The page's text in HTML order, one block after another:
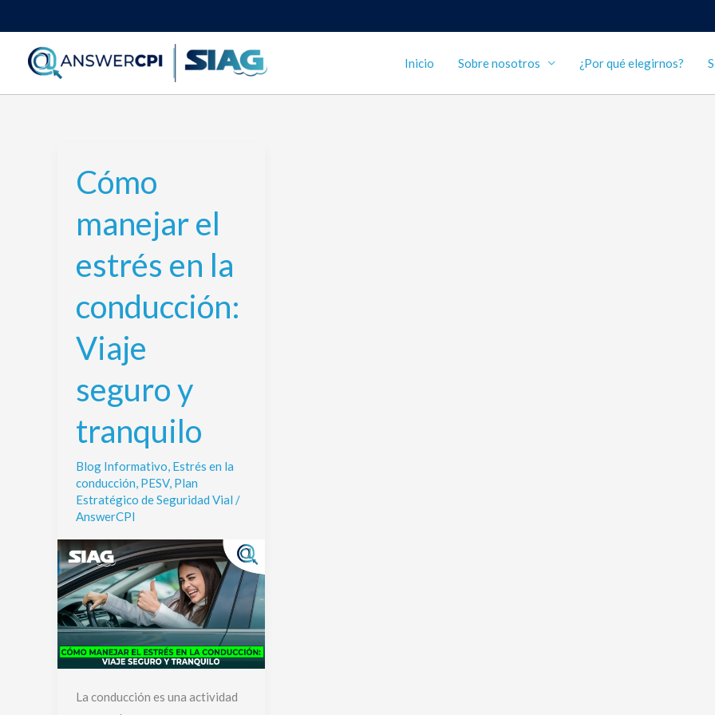
al
contenido
Inicio Sobre nosotros ¿Por qué elegirnos?
Cómo
manejar el
estrés en la
conducción:
Viaje
seguro y
tranquilo
Blog Informativo Estrés en la
conducción PESV, Plan
Estratégico de Seguridad Vial /
AnswerCPI
La conducción es una actividad
Cómo
manejar
estrés
la
conducción:
Viaje
seguro
tranquilo